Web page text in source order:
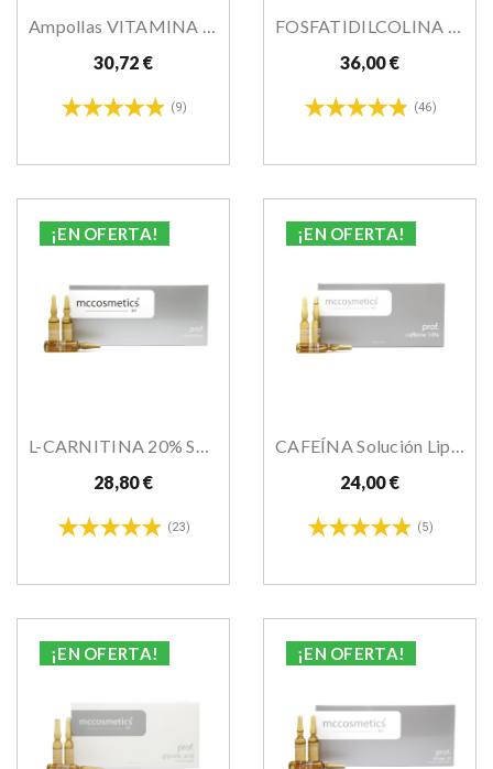
Ampollas VITAMINA C Revitalizante 20%
30,72 €
(9)
FOSFATIDILCOLINA 5% Solución Lipolítica 5 Ml X...
36,00 €
(46)
¡EN OFERTA!
L-CARNITINA 20% Solución Lipolítica
28,80 €
(23)
¡EN OFERTA!
CAFEÍNA Solución Lipolítica 10%
24,00 €
(5)
¡EN OFERTA! ¡EN OFERTA!